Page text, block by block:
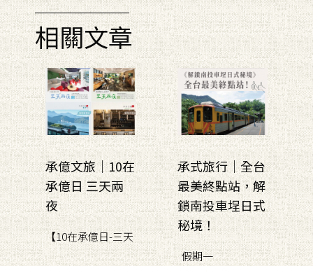
相關文章
承億文旅｜10在
承億日 三天兩
夜
【10在承億日-三天
承式旅行｜全台
最美終點站，解
鎖南投車埕日式
秘境！
假期一